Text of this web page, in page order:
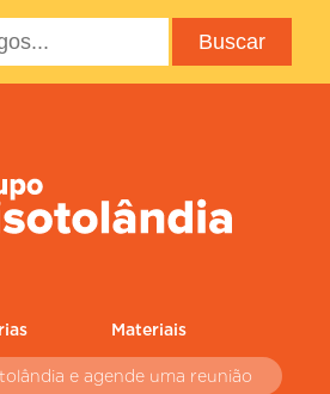
Materiais
e agende uma reunião